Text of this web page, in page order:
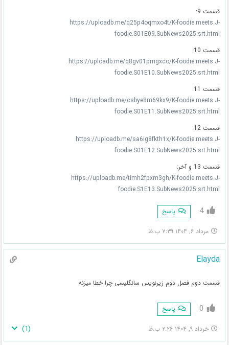
قسمت 9:
https://uploadb.me/q25p4oqmxo4t/K-foodie.meets.J-
foodie.S01E09.SubNews2025.srt.html
قسمت 10:
https://uploadb.me/q8gv01pmgxco/K-foodie.meets.J-
foodie.S01E10.SubNews2025.srt.html
قسمت 11:
https://uploadb.me/csbye8m69kx9/K-foodie.meets.J-
foodie.S01E11.SubNews2025.srt.html
قسمت 12:
https://uploadb.me/sa6ig8fkth1x/K-foodie.meets.J-
foodie.S01E12.SubNews2025.srt.html
قسمت 13 و آخر:
https://uploadb.me/timh2fpxm3gh/K-foodie.meets.J-
foodie.S1E13.SubNews2025.srt.html
4 پاسخ
مرداد ۶, ۱۴۰۴ ۷:۳۹ ب.ظ
Elayda
قسمت دوم فصل دوم زیرنویس سانگلیسی چرا خطا میزنه
0 پاسخ
خرداد ۹, ۱۴۰۴ ۲:۲۶ ب.ظ (
1
)